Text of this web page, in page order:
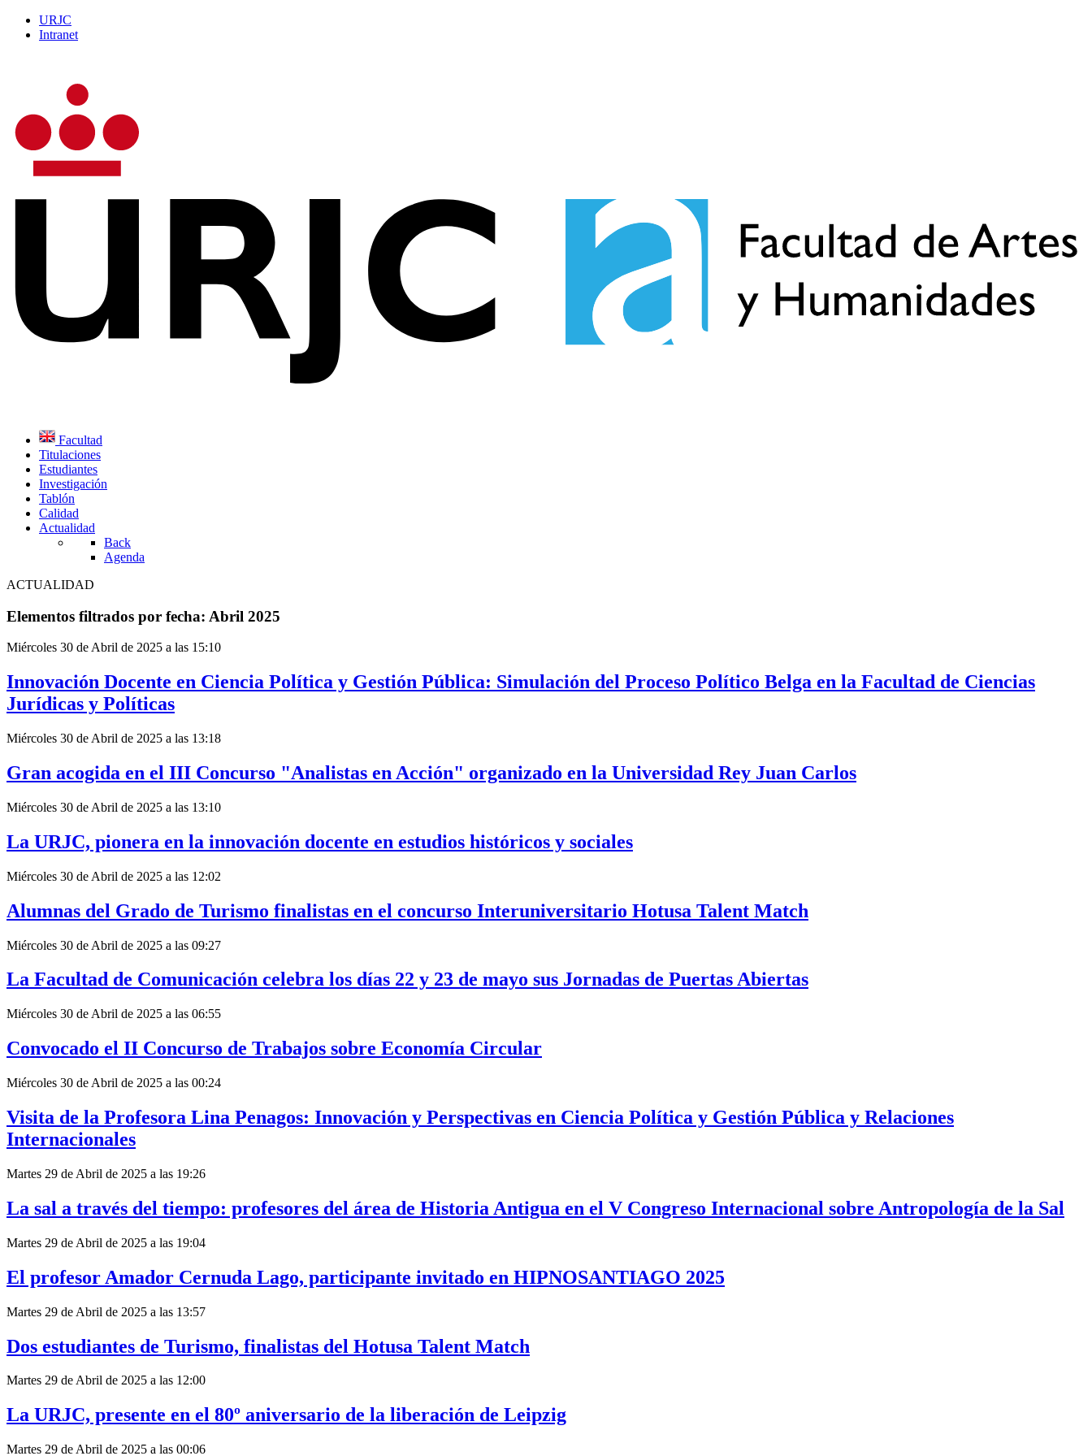
URJC
Intranet
Facultad
Titulaciones
Estudiantes
Investigación
Tablón
Calidad
Actualidad
Back
Agenda
ACTUALIDAD
Elementos filtrados por fecha: Abril 2025
Miércoles 30 de Abril de 2025 a las 15:10
Innovación Docente en Ciencia Política y Gestión Pública: Simulación del Proceso Político Belga en la Facultad de Ciencias
Jurídicas y Políticas
Miércoles 30 de Abril de 2025 a las 13:18
Gran acogida en el III Concurso "Analistas en Acción" organizado en la Universidad Rey Juan Carlos
Miércoles 30 de Abril de 2025 a las 13:10
La URJC, pionera en la innovación docente en estudios históricos y sociales
Miércoles 30 de Abril de 2025 a las 12:02
Alumnas del Grado de Turismo finalistas en el concurso Interuniversitario Hotusa Talent Match
Miércoles 30 de Abril de 2025 a las 09:27
La Facultad de Comunicación celebra los días 22 y 23 de mayo sus Jornadas de Puertas Abiertas
Miércoles 30 de Abril de 2025 a las 06:55
Convocado el II Concurso de Trabajos sobre Economía Circular
Miércoles 30 de Abril de 2025 a las 00:24
Visita de la Profesora Lina Penagos: Innovación y Perspectivas en Ciencia Política y Gestión Pública y Relaciones
Internacionales
Martes 29 de Abril de 2025 a las 19:26
La sal a través del tiempo: profesores del área de Historia Antigua en el V Congreso Internacional sobre Antropología de la Sal
Martes 29 de Abril de 2025 a las 19:04
El profesor Amador Cernuda Lago, participante invitado en HIPNOSANTIAGO 2025
Martes 29 de Abril de 2025 a las 13:57
Dos estudiantes de Turismo, finalistas del Hotusa Talent Match
Martes 29 de Abril de 2025 a las 12:00
La URJC, presente en el 80º aniversario de la liberación de Leipzig
Martes 29 de Abril de 2025 a las 00:06